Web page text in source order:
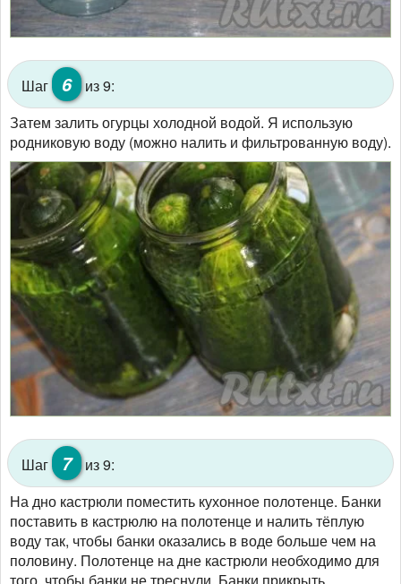
Шаг 6
из 9:
Затем залить огурцы холодной водой. Я использую
родниковую воду (можно налить и фильтрованную воду).
Шаг 7
из 9:
На дно кастрюли поместить кухонное полотенце. Банки
поставить в кастрюлю на полотенце и налить тёплую
воду так, чтобы банки оказались в воде больше чем на
половину. Полотенце на дне кастрюли необходимо для